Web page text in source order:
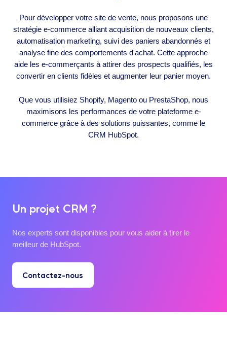
Pour développer votre site de vente, nous proposons une
stratégie e-commerce alliant acquisition de nouveaux clients,
automatisation marketing, suivi des paniers abandonnés et
analyse fine des comportements d'achat. Cette approche
aide les e-commerçants à attirer des prospects qualifiés, les
convertir en clients fidèles et augmenter leur panier moyen.
Que vous utilisiez Shopify, Magento ou PrestaShop, nous
maximisons les performances de votre plateforme e-
commerce grâce à des solutions puissantes, comme le
CRM HubSpot.
Un projet CRM ?
Nos experts sont disponibles pour vous aider à tirer le
meilleur de HubSpot.
Contactez-nous